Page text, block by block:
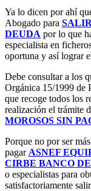
Ya lo dicen por ahí
Abogado para
DEUDA por lo que
especialista en
oportuna y así lograr
Debe consultar a los
Orgánica 15/1999 de
que recoge todos los
realización el trámite
MOROSOS SIN
Porque no por ser
pagar ASNEF
CIRBE BANCO
o especialistas para
satisfactoriamente